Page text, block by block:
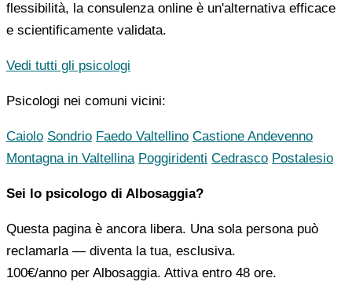
flessibilità, la consulenza online è un'alternativa efficace
e scientificamente validata.
Vedi tutti gli psicologi
Psicologi nei comuni vicini:
Caiolo Sondrio Faedo Valtellino Castione Andevenno
Montagna in Valtellina Poggiridenti Cedrasco Postalesio
Sei lo psicologo di Albosaggia?
Questa pagina è ancora libera. Una sola persona può
reclamarla — diventa la tua, esclusiva.
100€/anno per Albosaggia. Attiva entro 48 ore.